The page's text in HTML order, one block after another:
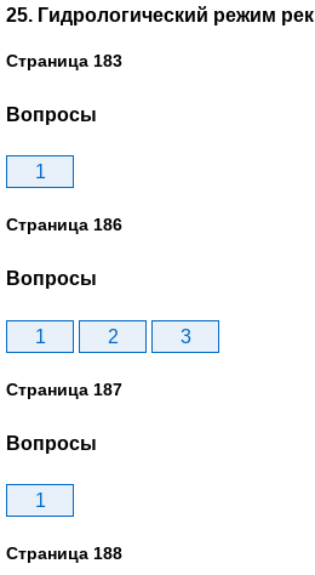
25. Гидрологический режим рек
Страница 183
Вопросы
1
Страница 186
Вопросы
1 2 3
Страница 187
Вопросы
1
Страница 188